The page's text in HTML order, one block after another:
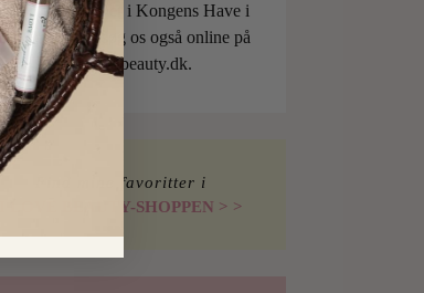
pavilloner i Kongens Have i
Besøg os også online på
shop.ilovebeauty.dk.
Find mine favoritter i
I LOVE BEAUTY-SHOPPEN > >